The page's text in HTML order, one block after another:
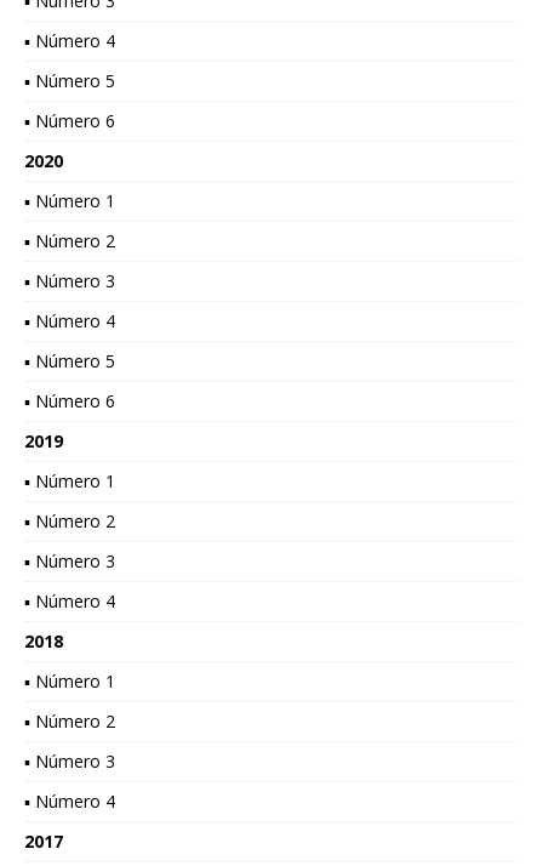
▪ Número 4
▪ Número 5
▪ Número 6
2020
▪ Número 1
▪ Número 2
▪ Número 3
▪ Número 4
▪ Número 5
▪ Número 6
2019
▪ Número 1
▪ Número 2
▪ Número 3
▪ Número 4
2018
▪ Número 1
▪ Número 2
▪ Número 3
▪ Número 4
2017